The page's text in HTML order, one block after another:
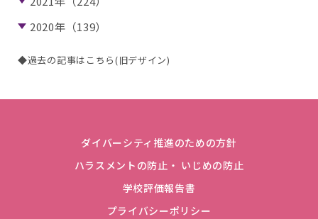
2020年（139）
◆過去の記事はこちら(旧デザイン)
ダイバーシティ推進のための方針
ハラスメントの防止・ いじめの防止
学校評価報告書
プライバシーポリシー